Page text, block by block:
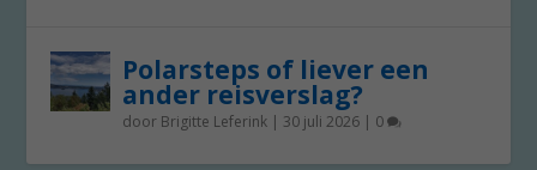
Polarsteps of liever een
ander reisverslag?
door Brigitte Leferink | 30 juli 2026 | 0